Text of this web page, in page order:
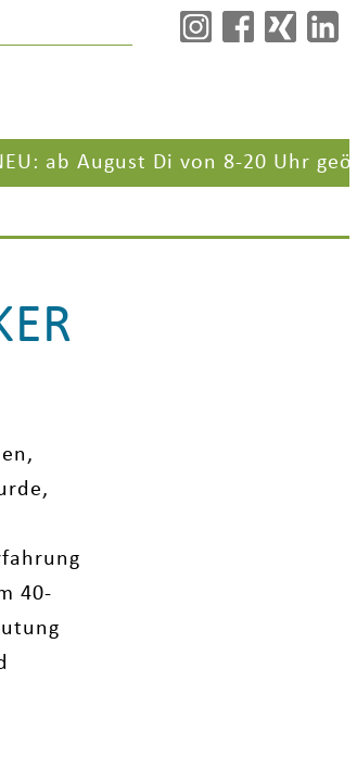
August Di von 8-20 Uhr geöffnet!
40-